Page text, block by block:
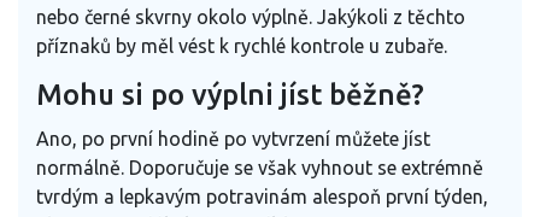
nebo černé skvrny okolo výplně. Jakýkoli z těchto
příznaků by měl vést k rychlé kontrole u zubaře.
Mohu si po výplni jíst běžně?
Ano, po první hodině po vytvrzení můžete jíst
normálně. Doporučuje se však vyhnout se extrémně
tvrdým a lepkavým potravinám alespoň první týden,